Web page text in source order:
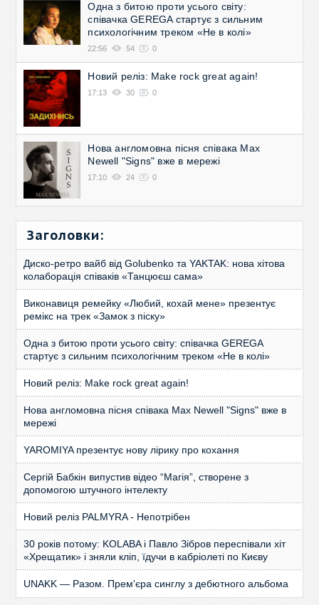
Одна з битою проти усього світу:
співачка GEREGA стартує з сильним
психологічним треком «Не в колі»
22:56 54 0
Новий реліз: Make rock great again!
17:13 30 0
Нова англомовна пісня співака Max
Newell "Signs" вже в мережі
17:10 24 0
Заголовки:
Диско-ретро вайб від Golubenko та YAKTAK: нова хітова
колаборація співаків «Танцюєш сама»
Виконавиця ремейку «Любий, кохай мене» презентує
ремікс на трек «Замок з піску»
Одна з битою проти усього світу: співачка GEREGA
стартує з сильним психологічним треком «Не в колі»
Новий реліз: Make rock great again!
Нова англомовна пісня співака Max Newell "Signs" вже в
мережі
YAROMIYA презентує нову лірику про кохання
Сергій Бабкін випустив відео “Магія”, створене з
допомогою штучного інтелекту
Новий реліз PALMYRA - Непотрібен
30 років потому: KOLABA і Павло Зібров переспівали хіт
«Хрещатик» і зняли кліп, їдучи в кабріолеті по Києву
UNAKK — Разом. Прем'єра синглу з дебютного альбома